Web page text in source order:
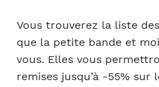
Vous trouverez la liste
que la petite bande et
vous. Elles vous
remises jusqu’à -55%